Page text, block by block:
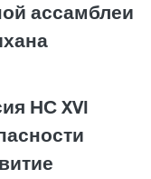
ассамблеи
НС XVI